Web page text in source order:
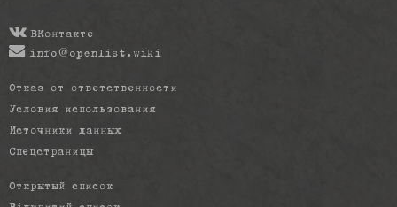
ВКонтакте
info@openlist.wiki
Отказ от ответственности
Условия использования
Источники данных
Спецстраницы
Открытый список